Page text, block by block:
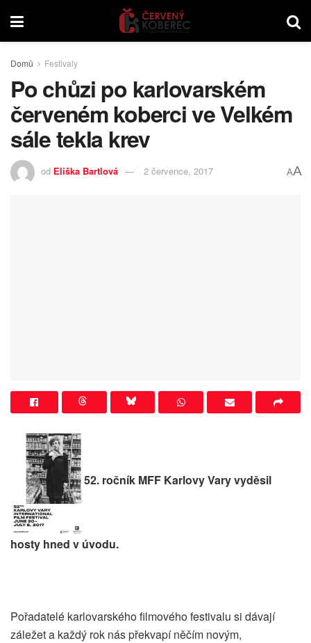
Domů Festivaly
Po chůzi po karlovarském
červeném koberci ve Velkém
sále tekla krev
od Eliška Bartlová 2 července, 2017 AA
52. ročník MFF Karlovy Vary vyděsil
hosty hned v úvodu.
Pořadatelé karlovarského filmového festivalu si dávají
záležet a každý rok nás překvapí něčím novým,